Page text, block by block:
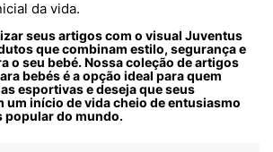
da vida.
seus artigos com o visual Juventus
que combinam estilo, segurança e
o seu bebé. Nossa coleção de artigos
bebés é a opção ideal para quem
esportivas e deseja que seus
um início de vida cheio de entusiasmo
popular do mundo.